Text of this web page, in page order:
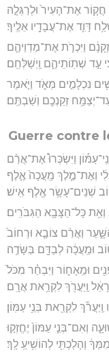
אֶת־הָעִיר֙ וּלְרַגְּלָ֣הּ
דָּוִ֛ד אֶת־עֲבָדָ֖יו אֵלֶֽיךָ׃
וַיִּכְרֹ֧ת אֶת־מַדְוֵיהֶ֛ם
עַ֣ד שְׁתֽוֹתֵיהֶ֑ם וַֽיְשַׁלְּחֵֽם׃
נִכְלָמִ֣ים מְאֹ֑ד וַיֹּ֤אמֶר
זְקַנְכֶ֖ם וְשַׁבְתֶּֽם׃
Guerre contre
וַיִּשְׂכְּרוּ֩ אֶת־אֲרַ֨ם
וְאֶת־מֶ֤לֶךְ מַֽעֲכָה֙ אֶ֣לֶף
שְׁנֵים־עָשָׂ֥ר אֶ֖לֶף אִֽישׁ׃
וְאֵ֥ת כָּל־הַצָּבָ֖א הַגִּבֹּרִֽים׃
וַאֲרַ֨ם צוֹבָ֤א וּרְחוֹב֙
וּמַֽעֲכָ֔ה לְבַדָּ֖ם בַּשָּׂדֶֽה׃
וּמֵֽאָח֑וֹר וַיִּבְחַ֗ר מִכֹּל֙
וַֽיַּעֲרֹ֖ךְ לִקְרַ֥את אֲרָֽם׃
לִקְרַ֖את בְּנֵ֥י עַמּֽוֹן׃
וְאִם־בְּנֵ֤י עַמּוֹן֙ יֶחֱזְק֣וּ
מִמְּךָ֔ וְהָלַכְתִּ֖י לְהוֹשִׁ֥יעַֽ לָֽךְ׃